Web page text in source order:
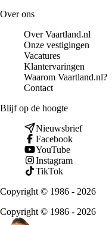
Over ons
Over Vaartland.nl
Onze vestigingen
Vacatures
Klantervaringen
Waarom Vaartland.nl?
Contact
Blijf op de hoogte
Nieuwsbrief
Facebook
YouTube
Instagram
TikTok
Copyright © 1986 - 2026
Copyright © 1986 - 2026